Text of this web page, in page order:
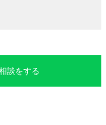
談をする